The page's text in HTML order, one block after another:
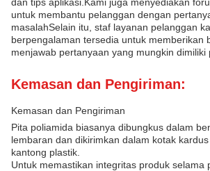
untuk membantu pelanggan dengan
masalahSelain itu, staf layanan pelanggan
berpengalaman tersedia untuk memberikan
menjawab pertanyaan yang mungkin dimiliki
Kemasan dan Pengiriman:
Kemasan dan Pengiriman
Pita poliamida biasanya dibungkus dalam
lembaran dan dikirimkan dalam kotak
kantong plastik.
Untuk memastikan integritas produk selama